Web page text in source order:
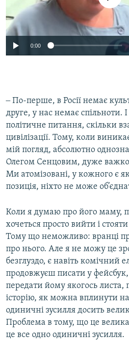
0:00
‒ По-перше, в Росії немає
друге, у нас немає спільноти.
політичне питання, скільки
цивілізації. Тому, коли
мій погляд, абсолютно
Олегом Сенцовим, дуже важко
Ми атомізовані, у кожного є
позиція, ніхто не може
Коли я думаю про його маму,
хочеться просто вийти і
Тому що неможливо: вранці
про нього. Але я не можу це
безглуздо, є навіть комічний
продовжуєш писати у
передати йому якогось
історію, як можна вплинути
одиничні зусилля досить
Проблема в тому, що це велика
це все одно одиничні зусилля.